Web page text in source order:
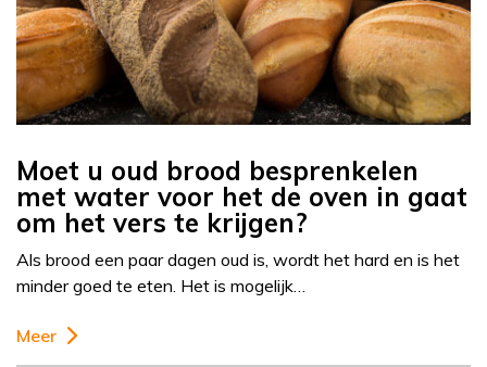
Moet u oud brood besprenkelen
met water voor het de oven in gaat
om het vers te krijgen?
Als brood een paar dagen oud is, wordt het hard en is het
minder goed te eten. Het is mogelijk…
Meer